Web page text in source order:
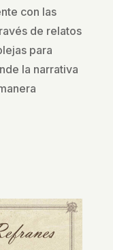
con las
de relatos
para
la narrativa